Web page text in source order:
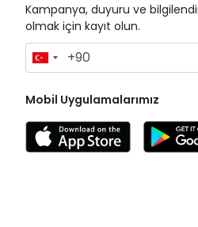
Kampanya, duyuru ve
olmak için kayıt olun.
Mobil Uygulamalarımız